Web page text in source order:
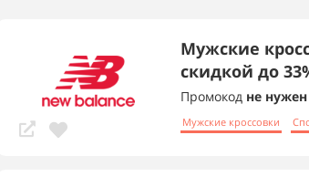
Мужские
скидкой до
Промокод не нужен
Мужские кроссовки